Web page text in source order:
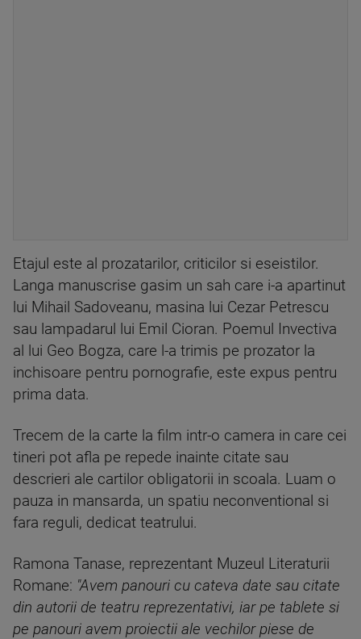
Etajul este al prozatarilor, criticilor si eseistilor.
Langa manuscrise gasim un sah care i-a apartinut
lui Mihail Sadoveanu, masina lui Cezar Petrescu
sau lampadarul lui Emil Cioran. Poemul Invectiva
al lui Geo Bogza, care l-a trimis pe prozator la
inchisoare pentru pornografie, este expus pentru
prima data.
Trecem de la carte la film intr-o camera in care cei
tineri pot afla pe repede inainte citate sau
descrieri ale cartilor obligatorii in scoala. Luam o
pauza in mansarda, un spatiu neconventional si
fara reguli, dedicat teatrului.
Ramona Tanase, reprezentant Muzeul Literaturii
Romane: "Avem panouri cu cateva date sau citate
din autorii de teatru reprezentativi, iar pe tablete si
pe panouri avem proiectii ale vechilor piese de